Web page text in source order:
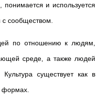
понимается и используется
сообществом.
по отношению к людям,
среде, а также людей
существует как в
формах.